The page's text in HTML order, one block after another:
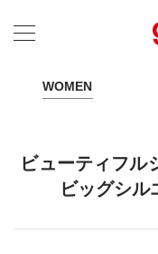
カテゴリーから探す
WOMEN
ビューティフル
ビッグシル